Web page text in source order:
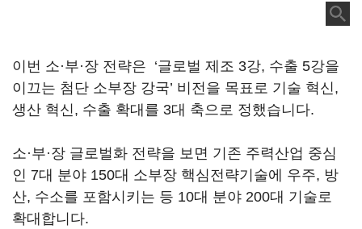
이번 소·부·장 전략은 ‘글로벌 제조 3강, 수출 5강을
이끄는 첨단 소부장 강국’ 비전을 목표로 기술 혁신,
생산 혁신, 수출 확대를 3대 축으로 정했습니다.
소·부·장 글로벌화 전략을 보면 기존 주력산업 중심
인 7대 분야 150대 소부장 핵심전략기술에 우주, 방
산, 수소를 포함시키는 등 10대 분야 200대 기술로
확대합니다.